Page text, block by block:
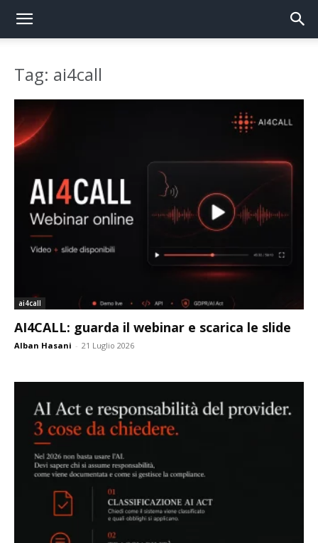
Tag: ai4call
ai4call
AI4CALL: guarda il webinar e scarica le slide
Alban Hasani - 21 Luglio 2026